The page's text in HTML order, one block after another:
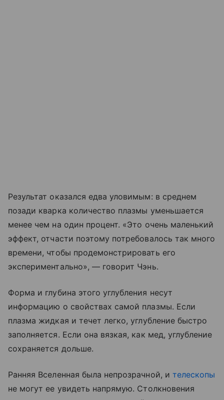
Результат оказался едва уловимым: в среднем
позади кварка количество плазмы уменьшается
менее чем на один процент. «Это очень маленький
эффект, отчасти поэтому потребовалось так много
времени, чтобы продемонстрировать его
экспериментально», — говорит Чэнь.
Форма и глубина этого углубления несут
информацию о свойствах самой плазмы. Если
плазма жидкая и течет легко, углубление быстро
заполняется. Если она вязкая, как мед, углубление
сохраняется дольше.
Ранняя Вселенная была непрозрачной, и телескопы
не могут ее увидеть напрямую. Столкновения